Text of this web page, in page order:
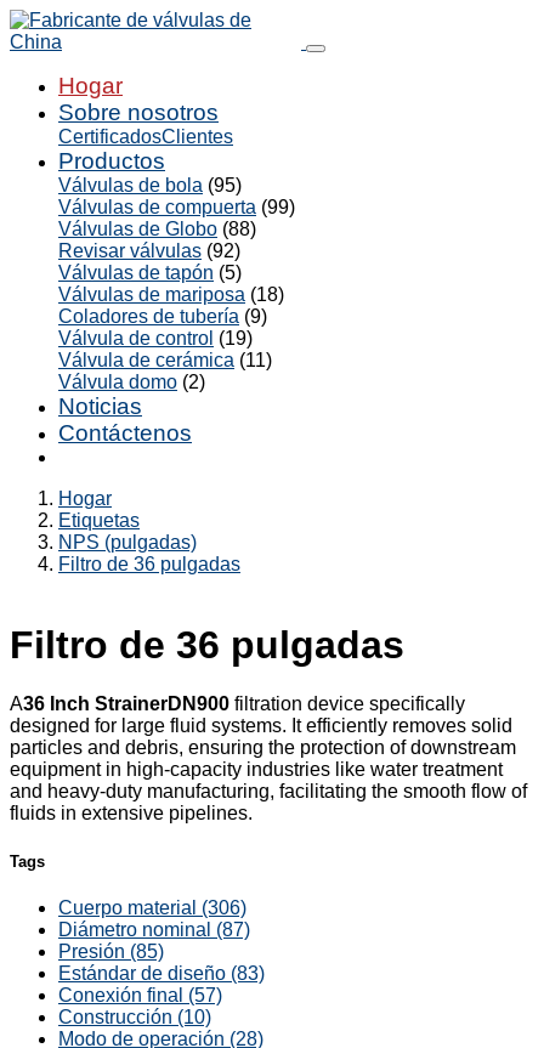
Hogar
Sobre nosotros
CertificadosClientes
Productos
Válvulas de bola (95)
Válvulas de compuerta (99)
Válvulas de Globo (88)
Revisar válvulas (92)
Válvulas de tapón (5)
Válvulas de mariposa (18)
Coladores de tubería (9)
Válvula de control (19)
Válvula de cerámica (11)
Válvula domo (2)
Noticias
Contáctenos
Hogar
Etiquetas
NPS (pulgadas)
Filtro de 36 pulgadas
Filtro de 36 pulgadas
A36 Inch StrainerDN900 filtration device specifically
designed for large fluid systems. It efficiently removes solid
particles and debris, ensuring the protection of downstream
equipment in high-capacity industries like water treatment
and heavy-duty manufacturing, facilitating the smooth flow of
fluids in extensive pipelines.
Tags
Cuerpo material (306)
Diámetro nominal (87)
Presión (85)
Estándar de diseño (83)
Conexión final (57)
Construcción (10)
Modo de operación (28)